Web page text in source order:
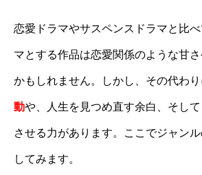
恋愛ドラマやサスペンスドラマと比
マとする作品は恋愛関係のような甘
かもしれません。しかし、その代わり
動や、人生を見つめ直す余白、そし
させる力があります。ここでジャン
してみます。